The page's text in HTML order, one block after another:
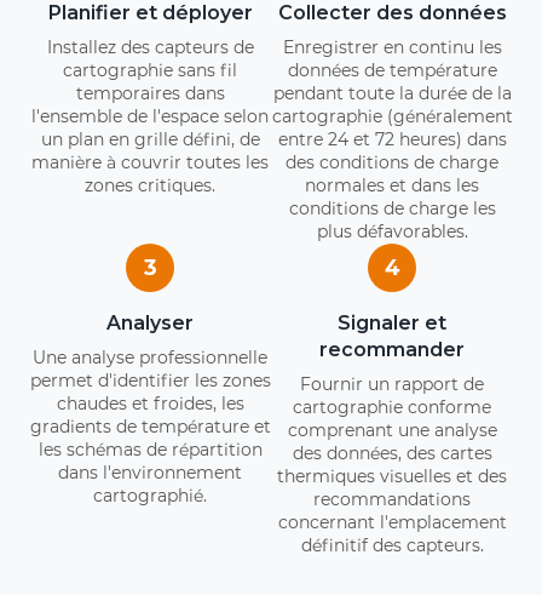
Planifier et déployer
Installez des capteurs de
cartographie sans fil
temporaires dans
l'ensemble de l'espace selon
un plan en grille défini, de
manière à couvrir toutes les
zones critiques.
Collecter des données
Enregistrer en continu les
données de température
pendant toute la durée de la
cartographie (généralement
entre 24 et 72 heures) dans
des conditions de charge
normales et dans les
conditions de charge les
plus défavorables.
3
Analyser
Une analyse professionnelle
permet d'identifier les zones
chaudes et froides, les
gradients de température et
les schémas de répartition
dans l'environnement
cartographié.
4
Signaler et
recommander
Fournir un rapport de
cartographie conforme
comprenant une analyse
des données, des cartes
thermiques visuelles et des
recommandations
concernant l'emplacement
définitif des capteurs.